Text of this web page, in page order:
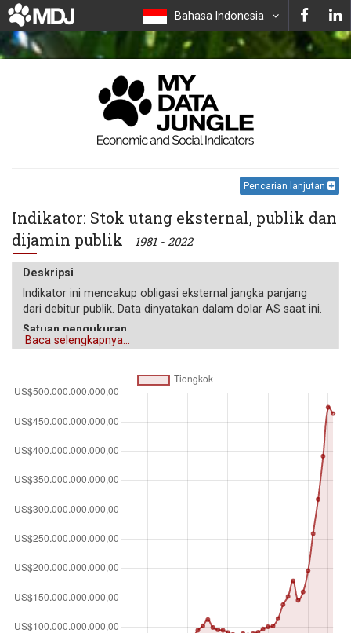
Bahasa Indonesia
Pencarian lanjutan
Indikator: Stok utang eksternal, publik dan
dijamin publik
1981 - 2022
Deskripsi
Indikator ini mencakup obligasi eksternal jangka panjang
dari debitur publik. Data dinyatakan dalam dolar AS saat ini.
Satuan pengukuran
$
Baca selengkapnya...